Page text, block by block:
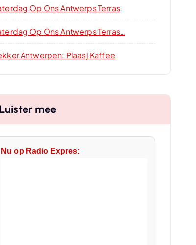
Op Ons Antwerps Terras
Op Ons Antwerps Terras…
Antwerpen: Plaasj Kaffee
Luister mee
Nu op Radio Expres: